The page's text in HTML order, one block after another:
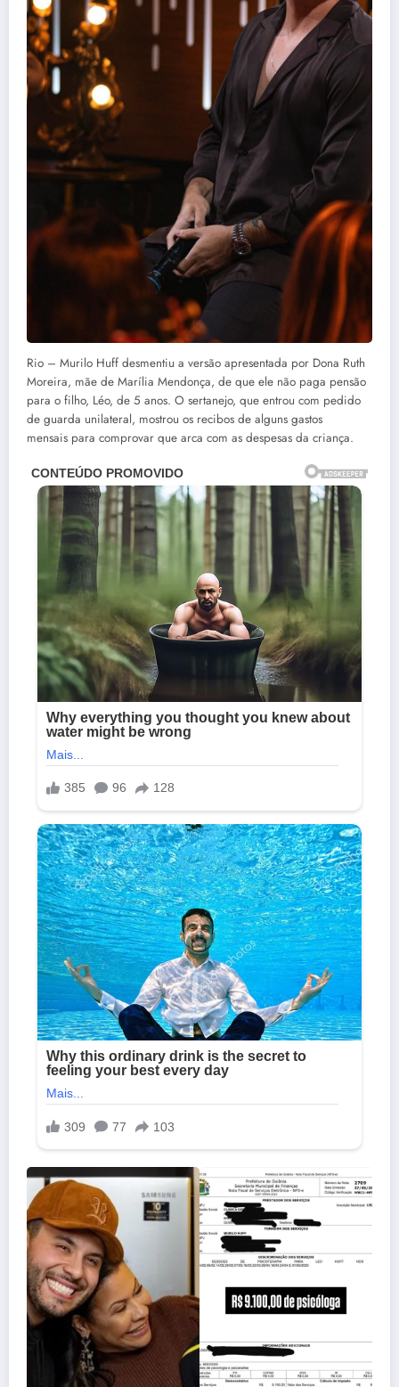
Rio – Murilo Huff desmentiu a versão apresentada por Dona Ruth
Moreira, mãe de Marília Mendonça, de que ele não paga pensão
para o filho, Léo, de 5 anos. O sertanejo, que entrou com pedido
de guarda unilateral, mostrou os recibos de alguns gastos
mensais para comprovar que arca com as despesas da criança.